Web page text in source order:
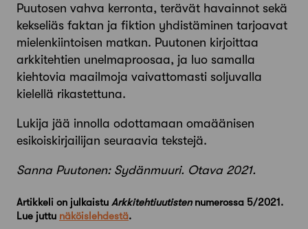
Puutosen vahva kerronta, terävät havainnot sekä
kekseliäs faktan ja fiktion yhdistäminen tarjoavat
mielenkiintoisen matkan. Puutonen kirjoittaa
arkkitehtien unelmaproosaa, ja luo samalla
kiehtovia maailmoja vaivattomasti soljuvalla
kielellä rikastettuna.
Lukija jää innolla odottamaan omaäänisen
esikoiskirjailijan seuraavia tekstejä.
Sanna Puutonen: Sydänmuuri. Otava 2021.
Artikkeli on julkaistu Arkkitehtiuutistennumerossa 5/2021.
Lue juttu näköislehdestä.